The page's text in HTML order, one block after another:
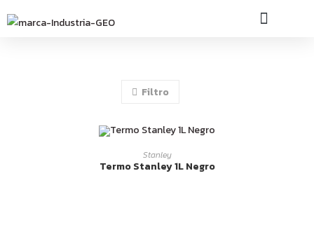
Filtro
LEER MÁS
Stanley
Termo Stanley 1L Negro